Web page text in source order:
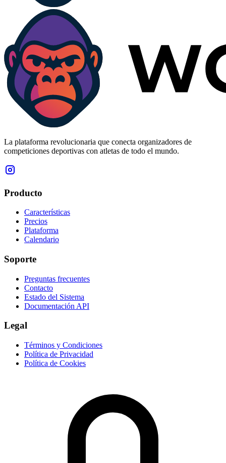
La plataforma revolucionaria que conecta organizadores de
competiciones deportivas con atletas de todo el mundo.
Producto
Características
Precios
Plataforma
Calendario
Soporte
Preguntas frecuentes
Contacto
Estado del Sistema
Documentación API
Legal
Términos y Condiciones
Política de Privacidad
Política de Cookies